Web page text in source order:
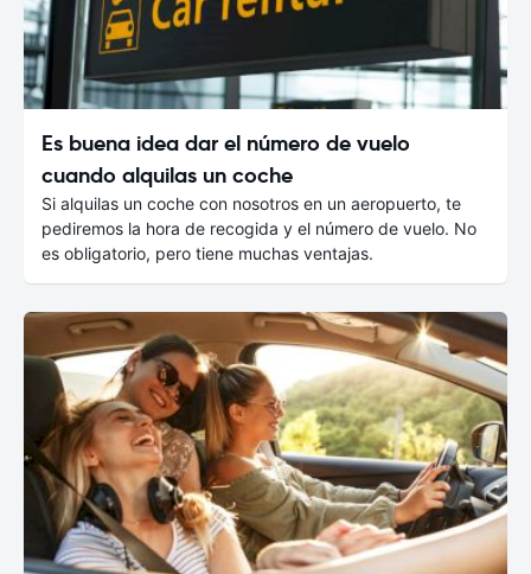
Es buena idea dar el número de vuelo
cuando alquilas un coche
Si alquilas un coche con nosotros en un aeropuerto, te
pediremos la hora de recogida y el número de vuelo. No
es obligatorio, pero tiene muchas ventajas.